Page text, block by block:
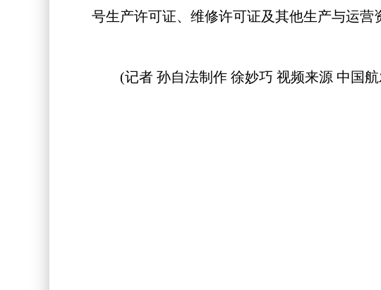
号生产许可证、维修许可证及其他生产与运
(记者 孙自法制作 徐妙巧 视频来源 中国航